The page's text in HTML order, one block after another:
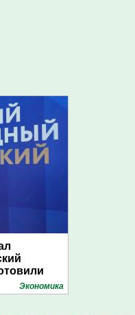
Экономика